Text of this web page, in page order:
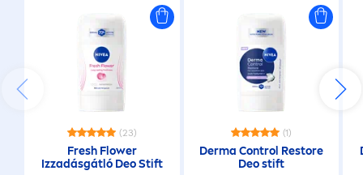
(23)
FreshFlower
Izzadásgátló Deo Stift
(1)
Derma Control Restore
Deo stift